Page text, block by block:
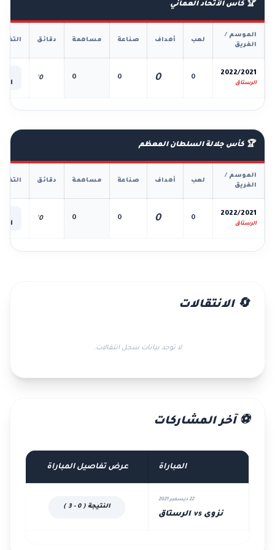
🏆 كأس الأتحاد العماني
الموسم /
الفريق
لعب أهداف صناعة مساهمة دقائق
2022/2021
الرستاق
0
0
0
0
0'
🏆 كأس جلالة السلطان المعظم
الموسم /
الفريق
لعب أهداف صناعة مساهمة دقائق
2022/2021
الرستاق
0
0
0
0
0'
🔄 الانتقالات
لا توجد بيانات سجل انتقالات.
⚽ آخر المشاركات
المباراة عرض تفاصيل المباراة
22 ديسمبر 2021
نزوى vs الرستاق
النتيجة ( 0 - 3 )